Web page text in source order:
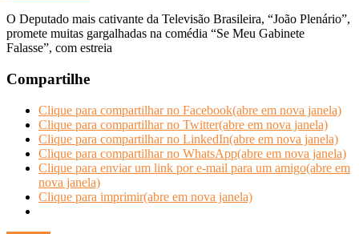
O Deputado mais cativante da Televisão Brasileira, “João Plenário”,
promete muitas gargalhadas na comédia “Se Meu Gabinete
Falasse”, com estreia
Compartilhe
Clique para compartilhar no Facebook(abre em nova janela)
Clique para compartilhar no Twitter(abre em nova janela)
Clique para compartilhar no LinkedIn(abre em nova janela)
Clique para compartilhar no WhatsApp(abre em nova janela)
Clique para enviar um link por e-mail para um amigo(abre em
nova janela)
Clique para imprimir(abre em nova janela)